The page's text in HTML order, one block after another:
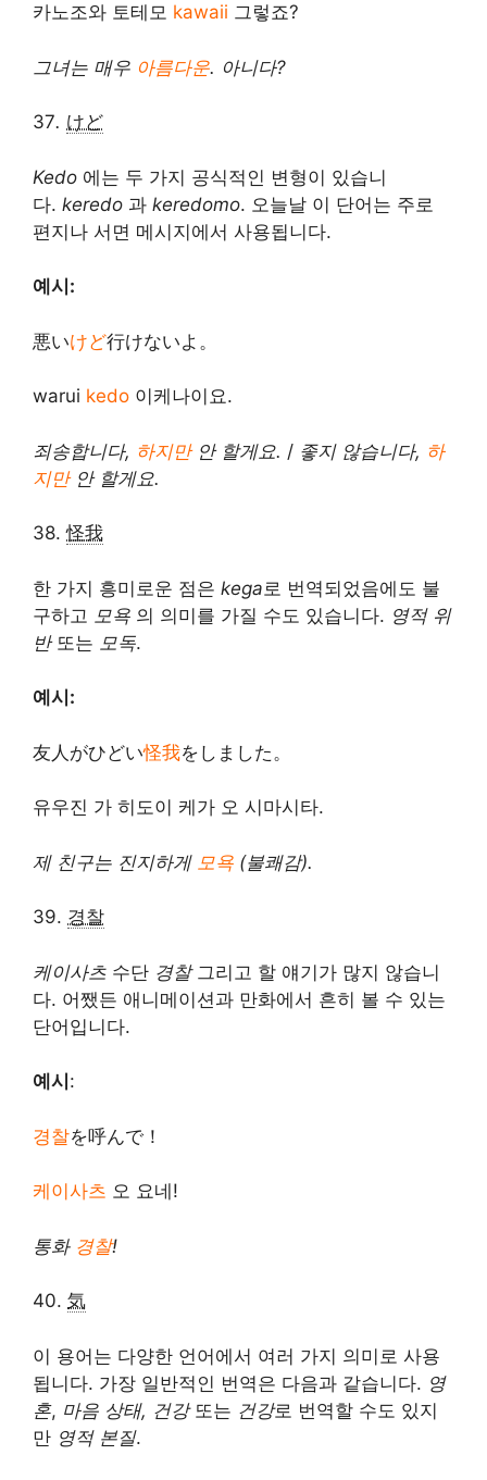
카노조와 토테모 kawaii 그렇죠?
그녀는 매우 아름다운. 아니다?
37. けど
Kedo 에는 두 가지 공식적인 변형이 있습니
다. keredo 과 keredomo. 오늘날 이 단어는 주로
편지나 서면 메시지에서 사용됩니다.
예시:
悪いけど行けないよ。
warui kedo 이케나이요.
죄송합니다, 하지만안 할게요. / 좋지 않습니다, 하
지만안 할게요.
38.怪我
한 가지 흥미로운 점은 kega 로 번역되었음에도 불
구하고 모욕 의 의미를 가질 수도 있습니다. 영적 위
반또는 모독.
예시:
友人がひどい怪我をしました。
유우진 가 히도이 케가 오 시마시타.
제 친구는 진지하게 모욕 (불쾌감).
39. 경찰
케이사츠 수단 경찰그리고 할 얘기가 많지 않습니
다. 어쨌든 애니메이션과 만화에서 흔히 볼 수 있는
단어입니다.
예시 :
경찰を呼んで！
케이사츠 오 요네!
통화 경찰!
40. 気
이 용어는 다양한 언어에서 여러 가지 의미로 사용
됩니다. 가장 일반적인 번역은 다음과 같습니다. 영
혼, 마음 상태, 건강 또는 건강로 번역할 수도 있지
만 영적 본질.